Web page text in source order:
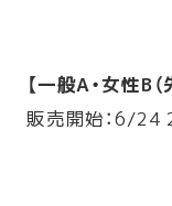
【一般A・女性B（
販売開始：6/24